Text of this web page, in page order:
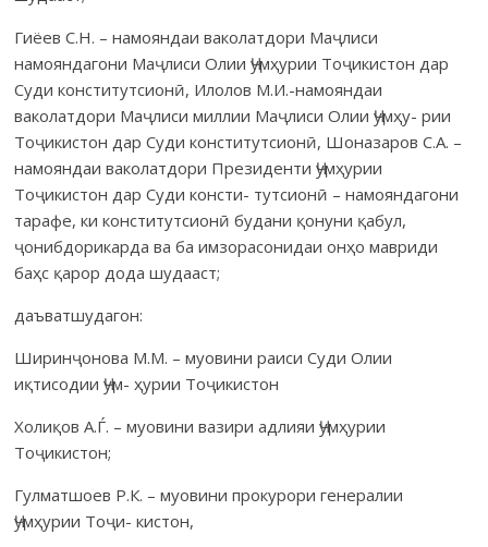
Гиёев С.Н. – намояндаи ваколатдори Маҷлиси
намояндагони Маҷлиси Олии Ҷумҳурии Тоҷикистон дар
Суди конститутсионӣ, Илолов М.И.-намояндаи
ваколатдори Маҷлиси миллии Маҷлиси Олии Ҷумҳу- рии
Тоҷикистон дар Суди конститутсионӣ, Шоназаров С.А. –
намояндаи ваколатдори Президенти Ҷумҳурии
Тоҷикистон дар Суди консти- тутсионӣ – намояндагони
тарафе, ки конститутсионӣ будани қонуни қабул,
ҷонибдорикарда ва ба имзорасонидаи онҳо мавриди
баҳс қарор дода шудааст;
даъватшудагон:
Ширинҷонова М.М. – муовини раиси Суди Олии
иқтисодии Ҷум- ҳурии Тоҷикистон
Холиқов А.Ѓ. – муовини вазири адлияи Ҷумҳурии
Тоҷикистон;
Гулматшоев Р.К. – муовини прокурори генералии
Ҷумҳурии Тоҷи- кистон,